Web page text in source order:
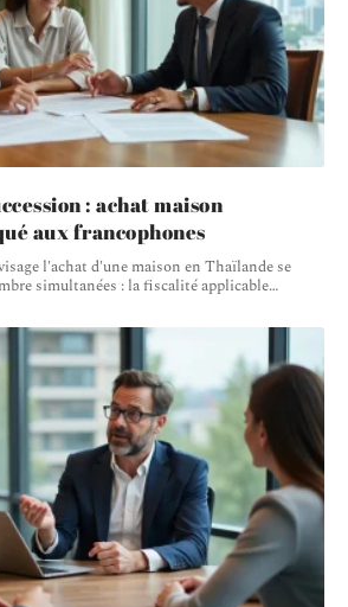
: achat maison
aux francophones
l'achat d'une maison en Thaïlande se
simultanées : la fiscalité applicable…